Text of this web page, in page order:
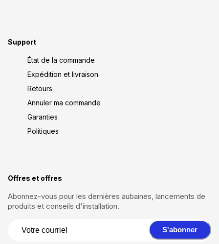
Support
État de la commande
Expédition et livraison
Retours
Annuler ma commande
Garanties
Politiques
Offres et offres
Abonnez-vous pour les dernières aubaines, lancements de
produits et conseils d'installation.
S'abonner